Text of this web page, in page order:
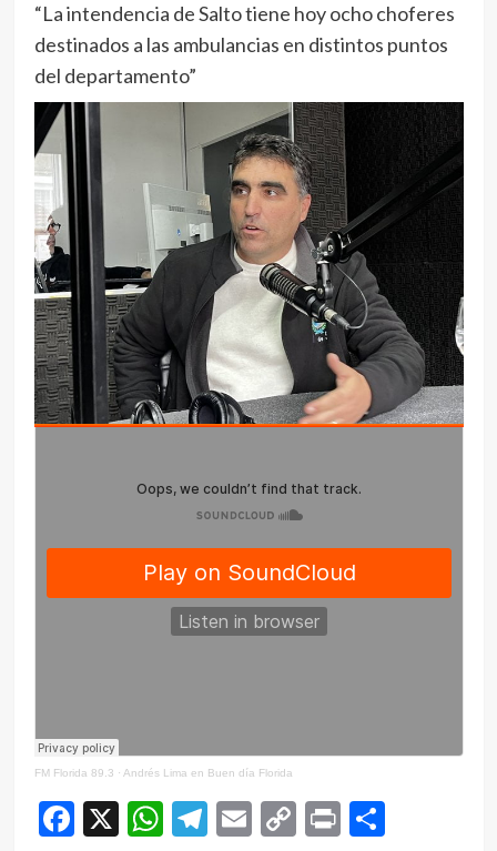
“La intendencia de Salto tiene hoy ocho choferes
destinados a las ambulancias en distintos puntos
del departamento”
FM Florida 89.3 · Andrés Lima en Buen día Florida
Facebook
X WhatsApp
Telegram
EmailCopy
Print